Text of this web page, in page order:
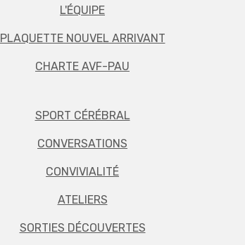
L'ÉQUIPE
PLAQUETTE NOUVEL ARRIVANT
CHARTE AVF-PAU
SPORT CÉRÉBRAL
CONVERSATIONS
CONVIVIALITÉ
ATELIERS
SORTIES DÉCOUVERTES